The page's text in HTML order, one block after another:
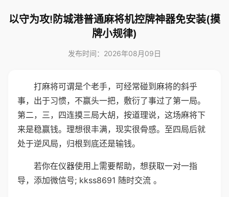
以守为攻!防城港普通麻将机控牌神器免安装(摸
牌小规律)
发布时间：2026年08月09日
打麻将可谓是个老手，可经常碰到麻将的斜乎
事，出于习惯，不赢头一把，敷衍了事过了第一局。
第二，三，四连摸三局大胡，按道理说，这场麻将下
来是稳赢钱。理想很丰满，现实很骨感。至四局后就
处于逆风局，归根到底还是输钱。
若你在仪器使用上需要帮助，想获取一对一指
导，添加微信号; kkss8691 随时交流 。